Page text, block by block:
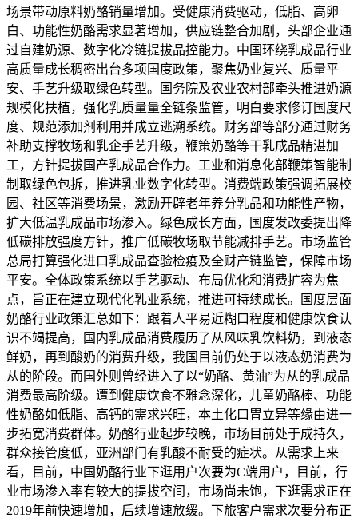
场景带动原料奶酪销量增加。受健康消费驱动，低脂、高卵
白、功能性奶酪需求显著增加，供应链整合加剧，头部企业通
过自建奶源、数字化冷链提拔品控能力。中国环绕乳成品行业
高质量成长稠密出台多项国度政策，聚焦奶业复兴、质量平
安、手艺升级取绿色转型。国务院及农业农村部牵头推进奶源
规模化扶植，强化乳质量量全链条监管，明白要求修订国度尺
度、规范添加剂利用并成立逃溯系统。财务部等部分通过财务
补助支撑牧场和乳企手艺升级，鞭策奶酪等干乳成品精湛加
工，方针提拔国产乳成品合作力。工业和消息化部鞭策智能制
制取绿色包拆，推进乳业数字化转型。消费端政策强调拓展校
园、社区等消费场景，激励开辟老年养分乳品和功能性产物，
扩大低温乳成品市场渗入。绿色成长方面，国度发改委提出降
低碳排放强度方针，推广低碳牧场取节能减排手艺。市场监管
总局打算强化进口乳成品查验检疫及全财产链监管，保障市场
平安。全体政策系统以手艺驱动、布局优化和消费扩容为焦
点，旨正在建立现代化乳业系统，推进可持续成长。国度层面
奶酪行业政策汇总如下：跟着人平易近糊口程度和健康饮食认
识不竭提高，国内乳成品消费履历了从风味乳饮料奶，到液态
鲜奶，再到酸奶的消费升级，我国目前仍处于以液态奶消费为
从的阶段。而国外则曾经进入了以“奶酪、黄油”为从的乳成品
消费最高阶级。遭到健康饮食不雅念深化，儿童奶酪棒、功能
性奶酪如低脂、高钙的需求兴旺，本土化口胃立异等缘由进一
步拓宽消费群体。奶酪行业起步较晚，市场目前处于成持久，
群众接管度低，亚洲部门有乳酸不耐受的症状。从需求上来
看，目前，中国奶酪行业下逛用户次要为C端用户，目前，行
业市场渗入率有较大的提拔空间，市场尚未饱，下逛需求正在
2019年前快速增加，后续增速放缓。下旅客户需求次要分布正